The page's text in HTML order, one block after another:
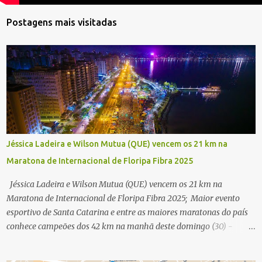
Postagens mais visitadas
Jéssica Ladeira e Wilson Mutua (QUE) vencem os 21 km na
Maratona de Internacional de Floripa Fibra 2025
Jéssica Ladeira e Wilson Mutua (QUE) vencem os 21 km na
Maratona de Internacional de Floripa Fibra 2025; Maior evento
esportivo de Santa Catarina e entre as maiores maratonas do país
conhece campeões dos 42 km na manhã deste domingo (30) -